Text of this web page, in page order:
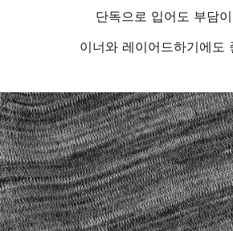
단독으로 입어도 부담
이너와 레이어드하기에도